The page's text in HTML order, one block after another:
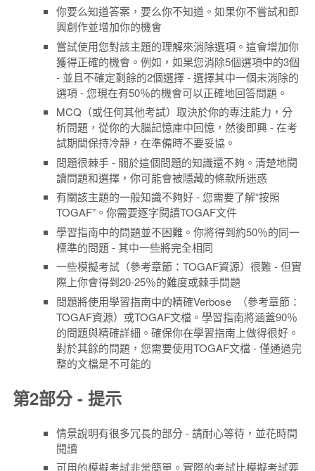
你要么知道答案，要么你不知道。如果你不嘗試和即
興創作並增加你的機會
嘗試使用您對該主題的理解來消除選項。這會增加你
獲得正確的機會。例如，如果您消除5個選項中的3個
- 並且不確定剩餘的2個選擇 - 選擇其中一個未消除的
選項 - 您現在有50％的機會可以正確地回答問題。
MCQ（或任何其他考試）取決於你的專注能力，分
析問題，從你的大腦記憶庫中回憶，然後即興 - 在考
試期間保持冷靜，在準備時不要妥協。
問題很棘手 - 關於這個問題的知識還不夠。清楚地閱
讀問題和選擇，你可能會被隱藏的條款所迷惑
有關該主題的一般知識不夠好 - 您需要了解“按照
TOGAF”。你需要逐字閱讀TOGAF文件
學習指南中的問題並不困難。你將得到約50％的同一
標準的問題 - 其中一些將完全相同
一些模擬考試（參考章節：TOGAF資源）很難 - 但實
際上你會得到20-25％的難度或棘手問題
問題將使用學習指南中的精確Verbose （參考章節：
TOGAF資源）或TOGAF文檔。學習指南將涵蓋90％
的問題與精確詳細。確保你在學習指南上做得很好。
對於其餘的問題，您需要使用TOGAF文檔 - 僅通過完
整的文檔是不可能的
第2部分 - 提示
情景說明有很多冗長的部分 - 請耐心等待，並花時間
閱讀
可用的模擬考試非常簡單。實際的考試比模擬考試要